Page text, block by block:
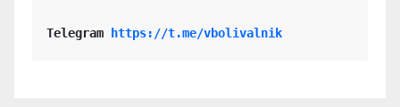
Telegram https://t.me/vbolivalnik